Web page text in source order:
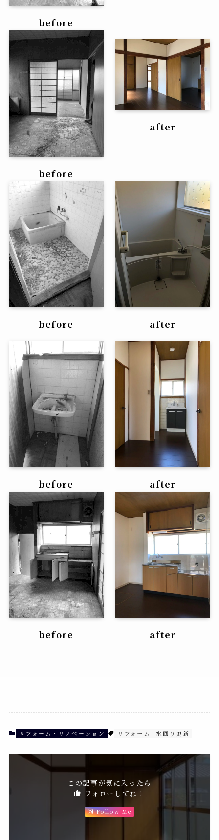
before
before
after
before after
before after
before after
リフォーム・リノベーション リフォーム 水回り更新
この記事が気に入ったら
フォローしてね！
Follow Me